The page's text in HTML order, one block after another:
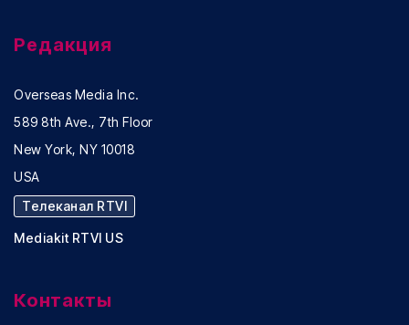
Редакция
Overseas Media Inc.
589 8th Ave., 7th Floor
New York, NY 10018
USA
Телеканал RTVI
Mediakit RTVI US
Контакты